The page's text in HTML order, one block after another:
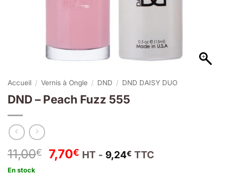
Accueil / Vernis à Ongle / DND / DND DAISY DUO
DND – Peach Fuzz 555
11,00€
Le
prix
7,70€Le
HT - 9,24€ TTC
En stock